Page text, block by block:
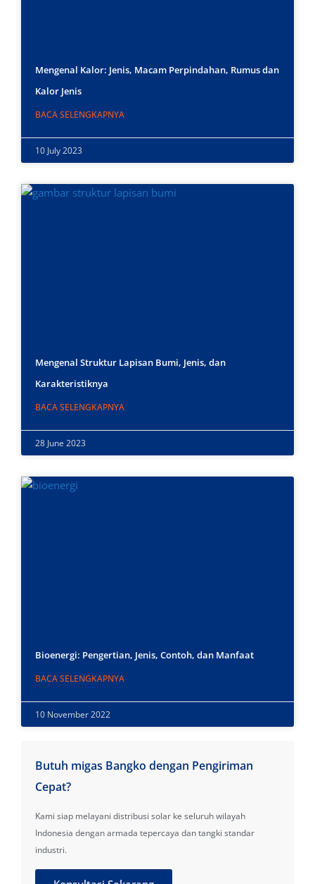
Mengenal Kalor: Jenis, Macam Perpindahan, Rumus dan
Kalor Jenis
BACA SELENGKAPNYA
10 July 2023
Mengenal Struktur Lapisan Bumi, Jenis, dan
Karakteristiknya
BACA SELENGKAPNYA
28 June 2023
Bioenergi: Pengertian, Jenis, Contoh, dan Manfaat
BACA SELENGKAPNYA
10 November 2022
Butuh migas Bangko dengan Pengiriman
Cepat?
Kami siap melayani distribusi solar ke seluruh wilayah
Indonesia dengan armada tepercaya dan tangki standar
industri.